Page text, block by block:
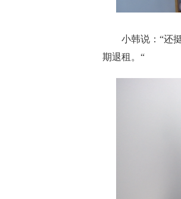
小韩说：“还挺
期退租。“